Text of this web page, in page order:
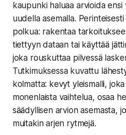
kaupunki haluaa arvioida
uudella asemalla.
polkua: rakentaa
tiettyyn dataan tai käyttää
joka rouskuttaa pilvessä
Tutkimuksessa kuvattu
kolmatta: kevyt yleismalli,
monenlaista vaihtelua, osaa
säädyllisen arvion asemasta,
muitakin arjen rytmejä.